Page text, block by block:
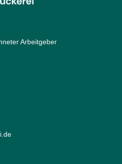
Arbeitgeber